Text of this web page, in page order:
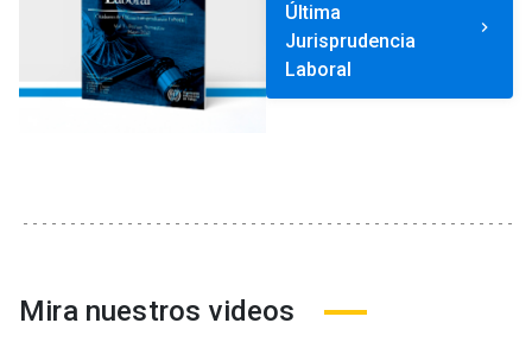
Última
Jurisprudencia
Laboral
keyboard_arrow_right
Mira nuestros videos